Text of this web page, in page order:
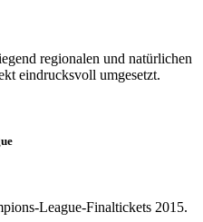
regionalen und natürlichen
eindrucksvoll umgesetzt.
League-Finaltickets 2015.